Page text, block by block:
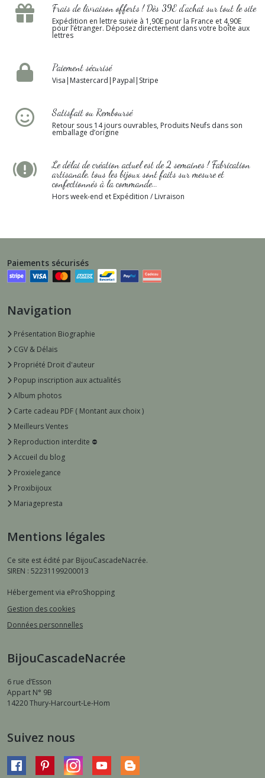
Frais de livraison offerts ! Dès 39E d’achat sur tout le site
Expédition en lettre suivie à 1,90E pour la France et 4,90E
pour l’étranger. Déposez directement dans votre boîte aux
lettres
Paiement sécurisé
Visa|Mastercard|Paypal|Stripe
Satisfait ou Remboursé
Retour sous 14 jours ouvrables, Produits Neufs dans son
emballage d’origine
Le délai de création actuel est de 2 semaines ! Fabrication
artisanale, tous les bijoux sont faits sur mesure et
confectionnés à la commande...
Hors week-end et Expédition / Livraison
Paiements sécurisés
Navigation
Présentation Biographie
CGV & Délais
Propriété Droit d'auteur
Popup inscription aux actualités
Album photos
Carte cadeau PDF ( Montant aux choix )
Meilleurs Ventes
Reproduction interdite ⛔️
Accueil du blog
Proxielegance
Proxibijoux
Mariagepresta
Mentions légales
Ce site est édité par BijouCascadeNacrée.
SIREN : 52231199200013
Hébergement via eProShopping
Gestion des cookies
Données personnelles
BijouCascadeNacrée
6 rue d’Esson
Appart N° 9B
14220Thury-Harcourt-Le-Hom
Suivez nous